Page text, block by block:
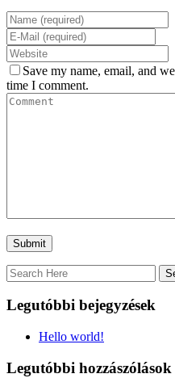
Save my name, email, and
time I comment.
Legutóbbi bejegyzések
Hello world!
Legutóbbi hozzászólások